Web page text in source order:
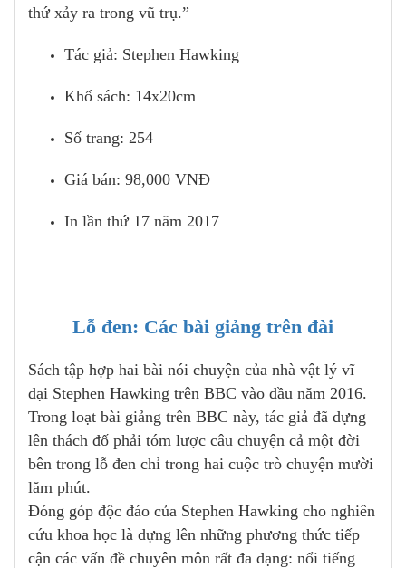
thứ xảy ra trong vũ trụ.”
Tác giả: Stephen Hawking
Khổ sách: 14x20cm
Số trang: 254
Giá bán: 98,000 VNĐ
In lần thứ 17 năm 2017
Lỗ đen: Các bài giảng trên đài
Sách tập hợp hai bài nói chuyện của nhà vật lý vĩ
đại Stephen Hawking trên BBC vào đầu năm 2016.
Trong loạt bài giảng trên BBC này, tác giả đã dựng
lên thách đố phải tóm lược câu chuyện cả một đời
bên trong lỗ đen chỉ trong hai cuộc trò chuyện mười
lăm phút.
Đóng góp độc đáo của Stephen Hawking cho nghiên
cứu khoa học là dựng lên những phương thức tiếp
cận các vấn đề chuyên môn rất đa dạng: nổi tiếng